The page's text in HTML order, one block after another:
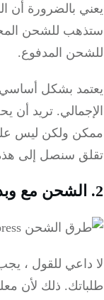
بالضرورة أن
للشحن
المدفوع.
بشكل أساسي
تريد أن
ولكن ليس على
سنصل إلى هذه
للقول ، يجب
ذلك لأن